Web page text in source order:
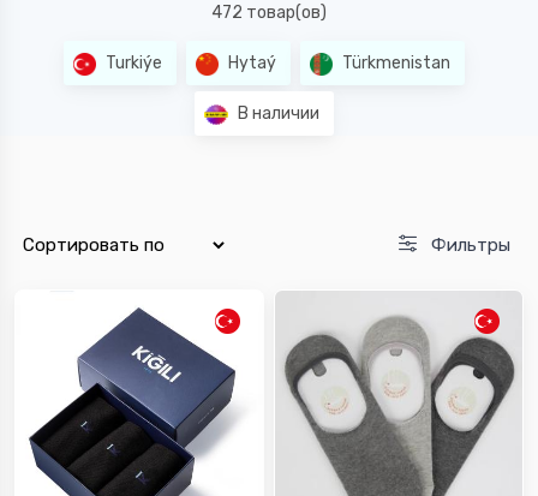
472 товар(ов)
Turkiýe Hytaý Türkmenistan
В наличии
Фильтры